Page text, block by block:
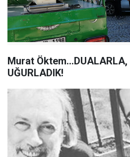
Murat
UĞURLADIK!